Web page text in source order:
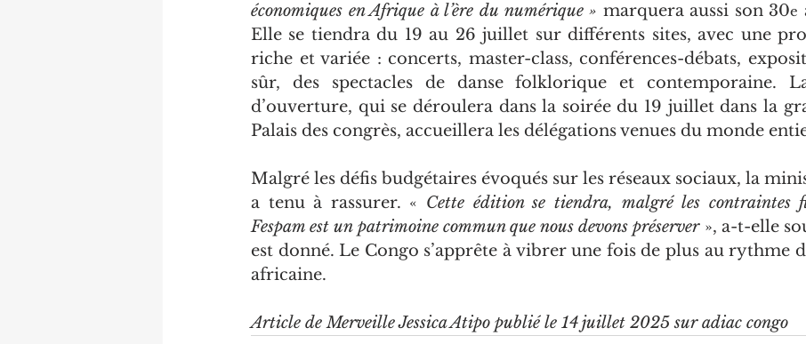
économiques en Afrique à l’ère du numérique » marquera aussi son 30e
Elle se tiendra du 19 au 26 juillet sur différents sites, avec une
riche et variée : concerts, master-class, conférences-débats,
sûr, des spectacles de danse folklorique et contemporaine.
d’ouverture, qui se déroulera dans la soirée du 19 juillet dans la
Palais des congrès, accueillera les délégations venues du monde
Malgré les défis budgétaires évoqués sur les réseaux sociaux, la
a tenu à rassurer. « Cette édition se tiendra, malgré les contraintes
Fespam est un patrimoine commun que nous devons préserver », a-t-elle
est donné. Le Congo s’apprête à vibrer une fois de plus au rythme
africaine.
Article de Merveille Jessica Atipo publié le 14 juillet 2025 sur adiac congo